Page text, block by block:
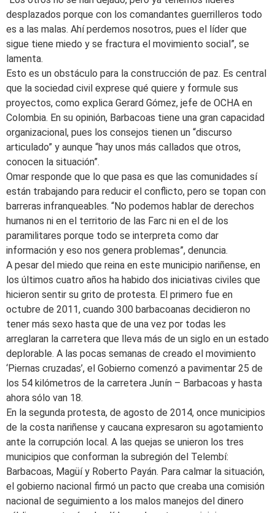
desplazados porque con los comandantes guerrilleros todo
es a las malas. Ahí perdemos nosotros, pues el líder que
sigue tiene miedo y se fractura el movimiento social”, se
lamenta.
Esto es un obstáculo para la construcción de paz. Es central
que la sociedad civil exprese qué quiere y formule sus
proyectos, como explica Gerard Gómez, jefe de OCHA en
Colombia. En su opinión, Barbacoas tiene una gran capacidad
organizacional, pues los consejos tienen un “discurso
articulado” y aunque “hay unos más callados que otros,
conocen la situación”.
Omar responde que lo que pasa es que las comunidades sí
están trabajando para reducir el conflicto, pero se topan con
barreras infranqueables. “No podemos hablar de derechos
humanos ni en el territorio de las Farc ni en el de los
paramilitares porque todo se interpreta como dar
información y eso nos genera problemas”, denuncia.
A pesar del miedo que reina en este municipio nariñense, en
los últimos cuatro años ha habido dos iniciativas civiles que
hicieron sentir su grito de protesta. El primero fue en
octubre de 2011, cuando 300 barbacoanas decidieron no
tener más sexo hasta que de una vez por todas les
arreglaran la carretera que lleva más de un siglo en un estado
deplorable. A las pocas semanas de creado el movimiento
‘Piernas cruzadas’, el Gobierno comenzó a pavimentar 25 de
los 54 kilómetros de la carretera Junín – Barbacoas y hasta
ahora sólo van 18.
En la segunda protesta, de agosto de 2014, once municipios
de la costa nariñense y caucana expresaron su agotamiento
ante la corrupción local. A las quejas se unieron los tres
municipios que conforman la subregión del Telembí:
Barbacoas, Magüí y Roberto Payán. Para calmar la situación,
el gobierno nacional firmó un pacto que creaba una comisión
nacional de seguimiento a los malos manejos del dinero